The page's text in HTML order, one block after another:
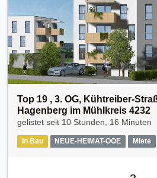
Top 19 , 3. OG, Kühtreiber-
Hagenberg im Mühlkreis 4232
gelistet seit 10 Stunden, 16 Minuten
In Bau NEUE-HEIMAT-OOE Miete